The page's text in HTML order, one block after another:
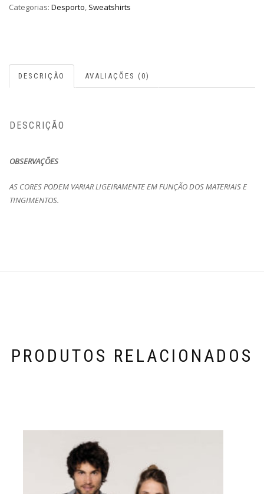
Categorias: Desporto, Sweatshirts
DESCRIÇÃO AVALIAÇÕES (0)
DESCRIÇÃO
OBSERVAÇÕES
AS CORES PODEM VARIAR LIGEIRAMENTE EM FUNÇÃO DOS MATERIAIS E
TINGIMENTOS.
PRODUTOS RELACIONADOS